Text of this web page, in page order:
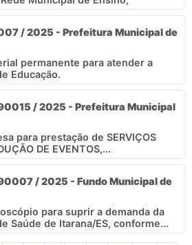
/ 2025 - Prefeitura Municipal de
permanente para atender a
Educação.
/ 2025 - Prefeitura Municipal
para prestação de SERVIÇOS
DE EVENTOS,...
/ 2025 - Fundo Municipal de
para suprir a demanda da
Saúde de Itarana/ES, conforme...